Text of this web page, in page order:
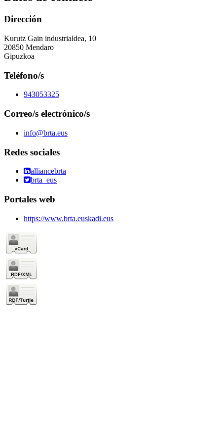
Dirección
Kurutz Gain industrialdea, 10
20850 Mendaro
Gipuzkoa
Teléfono/s
943053325
Correo/s electrónico/s
info@brta.eus
Redes sociales
alliancebrta
brta_eus
Portales web
https://www.brta.euskadi.eus